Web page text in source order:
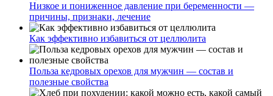
Низкое и пониженное давление при беременности —
причины, признаки, лечение
Как эффективно избавиться от целлюлита
Польза кедровых орехов для мужчин — состав и
полезные свойства